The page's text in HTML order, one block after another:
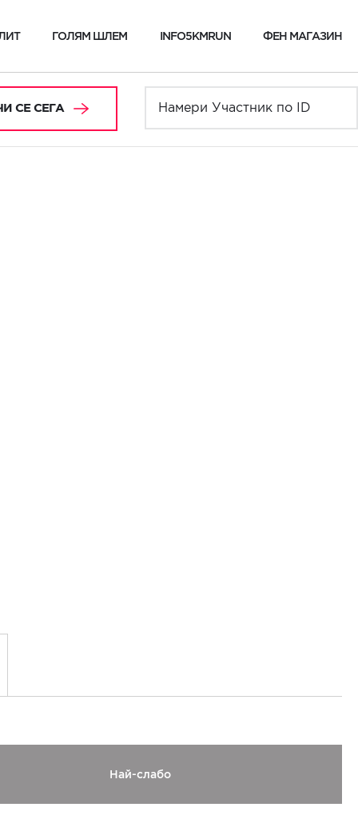
ГОЛЯМ ШЛЕМ INFO5KMRUN ФЕН МАГАЗИН
СЕ СЕГА
Най-слабо